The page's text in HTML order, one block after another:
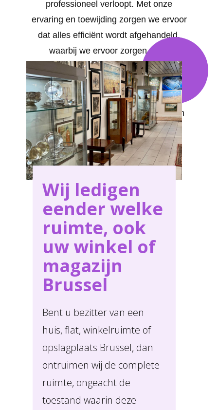
professioneel verloopt. Met onze
ervaring en toewijding zorgen we ervoor
dat alles efficiënt wordt afgehandeld,
waarbij we ervoor zorgen dat u
achterblijft met een schone, lege ruimte
die aan al uw wensen voldoet. Uw
tevredenheid staat bij ons voorop. We
bieden op maat gemaakte oplossingen
voor al uw behoeften in Brussel .
Wij ledigen
eender welke
ruimte, ook
uw winkel of
magazijn
Brussel
Bent u bezitter van een
huis, flat, winkelruimte of
opslagplaats Brussel, dan
ontruimen wij de complete
ruimte, ongeacht de
toestand waarin deze